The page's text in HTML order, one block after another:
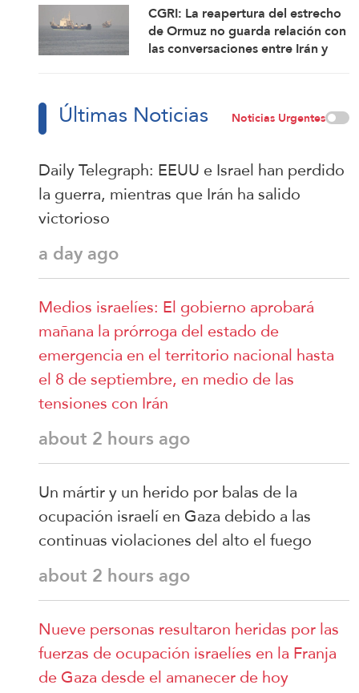
CGRI: La reapertura del estrecho
de Ormuz no guarda relación con
las conversaciones entre Irán y
Últimas Noticias Noticias Urgentes
Daily Telegraph: EEUU e Israel han perdido
la guerra, mientras que Irán ha salido
victorioso
a day ago
Medios israelíes: El gobierno aprobará
mañana la prórroga del estado de
emergencia en el territorio nacional hasta
el 8 de septiembre, en medio de las
tensiones con Irán
about 2 hours ago
Un mártir y un herido por balas de la
ocupación israelí en Gaza debido a las
continuas violaciones del alto el fuego
about 2 hours ago
Nueve personas resultaron heridas por las
fuerzas de ocupación israelíes en la Franja
de Gaza desde el amanecer de hoy